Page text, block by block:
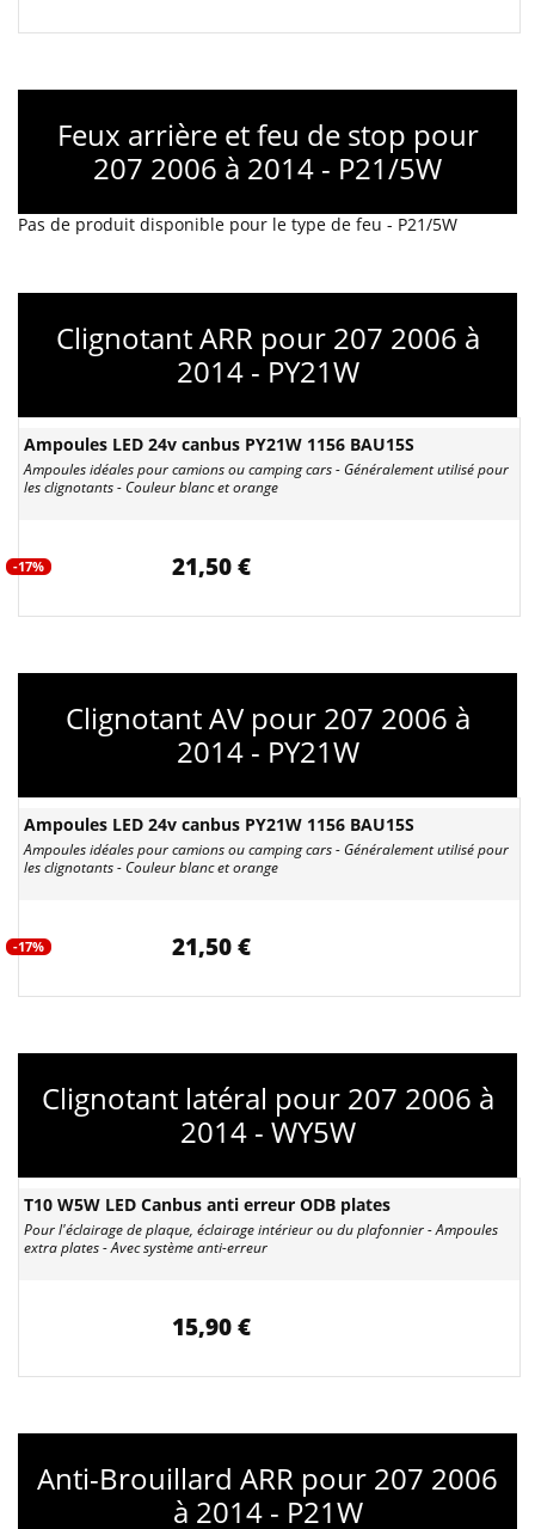
Feux arrière et feu de stop pour
207 2006 à 2014 - P21/5W
Pas de produit disponible pour le type de feu - P21/5W
Clignotant ARR pour 207 2006 à
2014 - PY21W
Ampoules LED 24v canbus PY21W 1156 BAU15S
Ampoules idéales pour camions ou camping cars - Généralement utilisé pour
les clignotants - Couleur blanc et orange
-17% 21,50 €
Clignotant AV pour 207 2006 à
2014 - PY21W
Ampoules LED 24v canbus PY21W 1156 BAU15S
Ampoules idéales pour camions ou camping cars - Généralement utilisé pour
les clignotants - Couleur blanc et orange
-17% 21,50 €
Clignotant latéral pour 207 2006 à
2014 - WY5W
T10 W5W LED Canbus anti erreur ODB plates
Pour l'éclairage de plaque, éclairage intérieur ou du plafonnier - Ampoules
extra plates - Avec système anti-erreur
15,90 €
Anti-Brouillard ARR pour 207 2006
à 2014 - P21W